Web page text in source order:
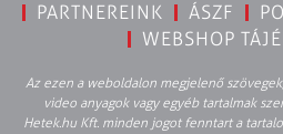
PARTNEREINK
ÁSZF
WEBSHOP
Az ezen a weboldalon megjelenő
video anyagok vagy egyéb tartalmak
Hetek.hu Kft. minden jogot fenntart a